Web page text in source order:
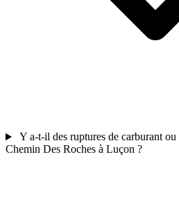
Y a-t-il des ruptures de carburant
Chemin Des Roches à Luçon ?